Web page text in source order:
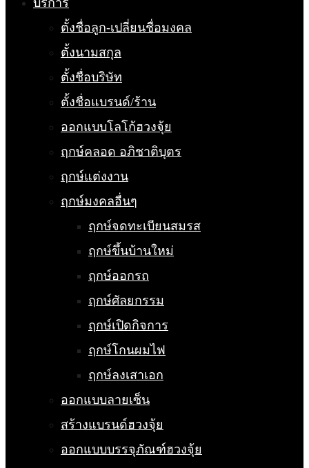
บริการ
ตั้งชื่อลูก-เปลี่ยนชื่อมงคล
ตั้งนามสกุล
ตั้งชื่อบริษัท
ตั้งชื่อแบรนด์/ร้าน
ออกแบบโลโก้ฮวงจุ้ย
ฤกษ์คลอด อภิชาติบุตร
ฤกษ์แต่งงาน
ฤกษ์มงคลอื่นๆ
ฤกษ์จดทะเบียนสมรส
ฤกษ์ขึ้นบ้านใหม่
ฤกษ์ออกรถ
ฤกษ์ศัลยกรรม
ฤกษ์เปิดกิจการ
ฤกษ์โกนผมไฟ
ฤกษ์ลงเสาเอก
ออกแบบลายเซ็น
สร้างแบรนด์ฮวงจุ้ย
ออกแบบบรรจุภัณฑ์ฮวงจุ้ย